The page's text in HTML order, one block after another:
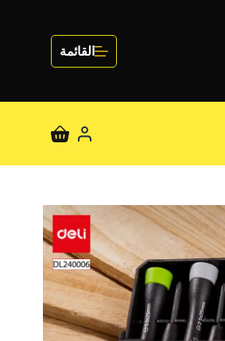
القائمة
عربة